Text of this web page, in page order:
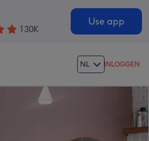
130K
Use app
NL INLOGGEN